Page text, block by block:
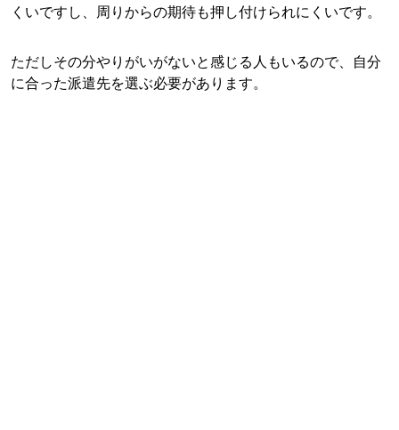
くいですし、周りからの期待も押し付けられにくいです。
ただしその分やりがいがないと感じる人もいるので、自分
に合った派遣先を選ぶ必要があります。